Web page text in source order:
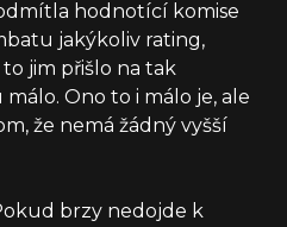
hodnotící komise
jakýkoliv rating,
to jim přišlo na tak
Ono to i málo je, ale
že nemá žádný vyšší
brzy nedojde k